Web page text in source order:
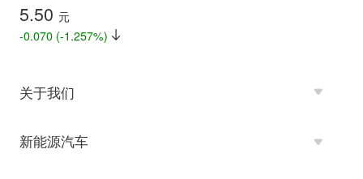
5.50 元
-0.070 (-1.257%)
关于我们
新能源汽车